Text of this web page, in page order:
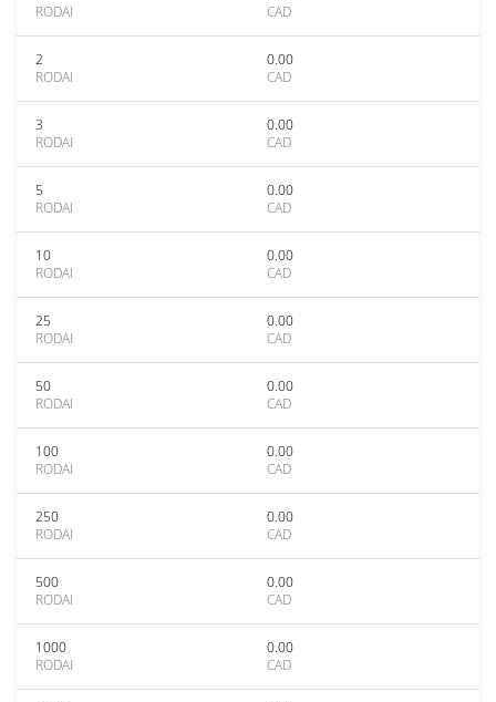
RODAI
CAD
2
RODAI
0.00
CAD
3
RODAI
0.00
CAD
5
RODAI
0.00
CAD
10
RODAI
0.00
CAD
25
RODAI
0.00
CAD
50
RODAI
0.00
CAD
100
RODAI
0.00
CAD
250
RODAI
0.00
CAD
500
RODAI
0.00
CAD
1000
RODAI
0.00
CAD